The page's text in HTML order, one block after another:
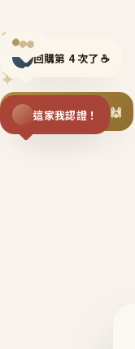
✦
✦
✦
回購第 4 次了 ☕
揪同事一起團購 🙌
這家我認證！